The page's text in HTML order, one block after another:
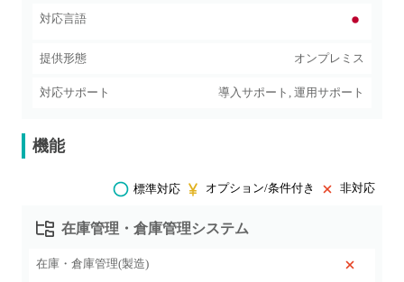
対応言語
提供形態 オンプレミス
対応サポート 導入サポート, 運用サポート
機能
標準対応 オプション/条件付き 非対応
在庫管理・倉庫管理システム
在庫・倉庫管理(製造)